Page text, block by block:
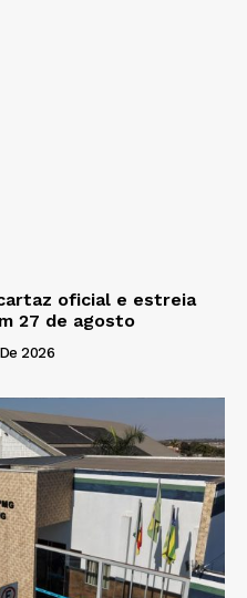
oficial e estreia
27 de agosto
2026